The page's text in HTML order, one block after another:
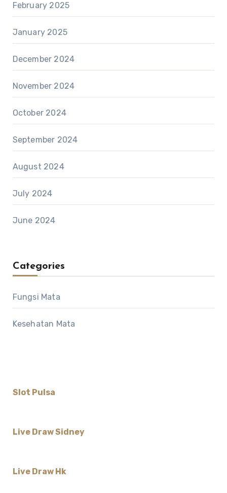
February 2025
January 2025
December 2024
November 2024
October 2024
September 2024
August 2024
July 2024
June 2024
Categories
Fungsi Mata
Kesehatan Mata
Slot Pulsa
Live Draw Sidney
Live Draw Hk